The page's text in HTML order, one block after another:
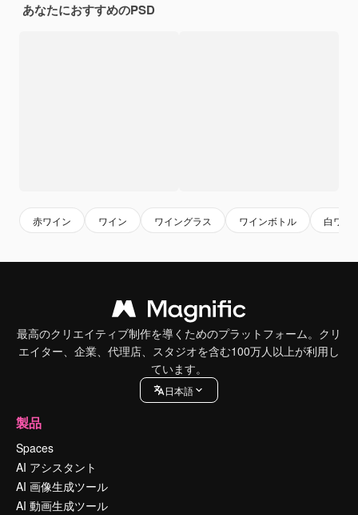
あなたにおすすめのPSD
赤ワイン ワイン ワイングラス ワインボトル 白ワイ
最高のクリエイティブ制作を導くためのプラットフォーム。クリ
エイター、企業、代理店、スタジオを含む100万人以上が利用し
ています。
日本語
製品
Spaces
AI アシスタント
AI 画像生成ツール
AI 動画生成ツール